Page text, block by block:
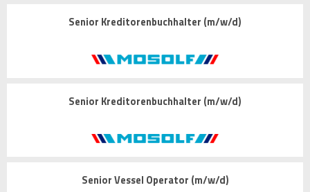
Senior Kreditorenbuchhalter (m/w/d)
Senior Kreditorenbuchhalter (m/w/d)
Senior Vessel Operator (m/w/d)